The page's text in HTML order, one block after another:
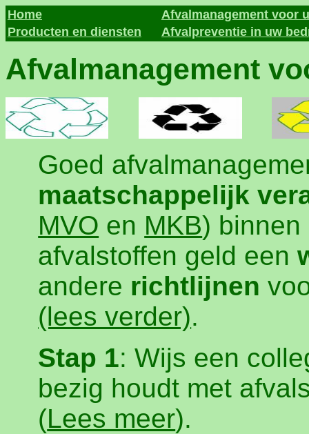
Home
Afvalmanagement voor
Producten en diensten
Afvalpreventie in uw
Afvalmanagement
Goed
maatschappelijk
MVO en MKB) binnen
afvalstoffen geld een
andere richtlijnen
(lees verder).
Stap 1: Wijs een
bezig houdt met
(Lees meer).